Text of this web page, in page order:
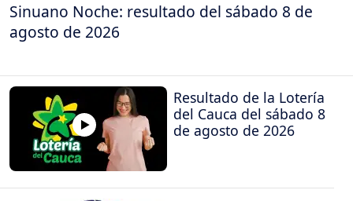
Sinuano Noche: resultado del sábado 8 de
agosto de 2026
Resultado de la Lotería
del Cauca del sábado 8
de agosto de 2026